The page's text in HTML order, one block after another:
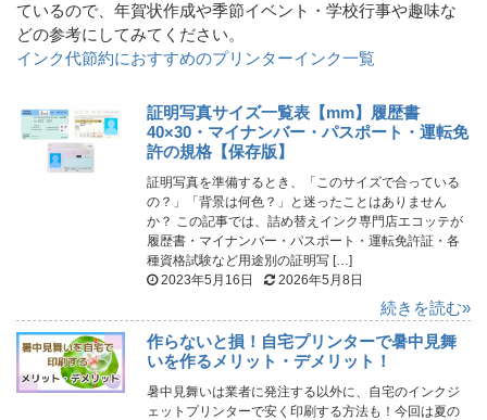
お店の紹介
ご利用ガイド
よくある質問
お問い合わせ
説明書ダウンロード
ているので、年賀状作成や季節イベント・学校行事や趣味な
どの参考にしてみてください。
インク代節約におすすめのプリンターインク一覧
証明写真サイズ一覧表【mm】履歴書
40×30・マイナンバー・パスポート・運転免
許の規格【保存版】
証明写真を準備するとき、「このサイズで合っている
の？」「背景は何色？」と迷ったことはありません
か？ この記事では、詰め替えインク専門店エコッテが
履歴書・マイナンバー・パスポート・運転免許証・各
種資格試験など用途別の証明写 […]
2023年5月16日
2026年5月8日
続きを読む»
作らないと損！自宅プリンターで暑中見舞
いを作るメリット・デメリット！
暑中見舞いは業者に発注する以外に、自宅のインクジ
ェットプリンターで安く印刷する方法も！今回は夏の